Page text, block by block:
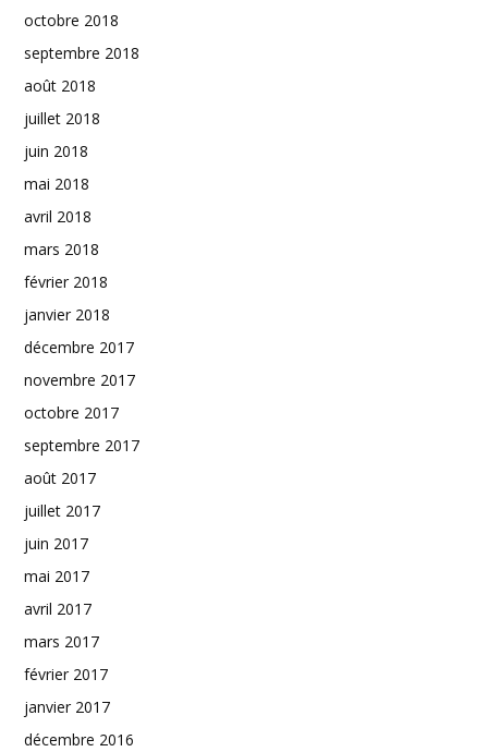
octobre 2018
septembre 2018
août 2018
juillet 2018
juin 2018
mai 2018
avril 2018
mars 2018
février 2018
janvier 2018
décembre 2017
novembre 2017
octobre 2017
septembre 2017
août 2017
juillet 2017
juin 2017
mai 2017
avril 2017
mars 2017
février 2017
janvier 2017
décembre 2016